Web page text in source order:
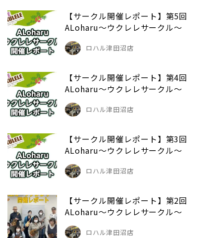
【サークル開催レポート】第5回
ALoharu～ウクレレサークル～
ロハル津田沼店
【サークル開催レポート】第4回
ALoharu～ウクレレサークル～
ロハル津田沼店
【サークル開催レポート】第3回
ALoharu～ウクレレサークル～
ロハル津田沼店
【サークル開催レポート】第2回
ALoharu～ウクレレサークル～
ロハル津田沼店